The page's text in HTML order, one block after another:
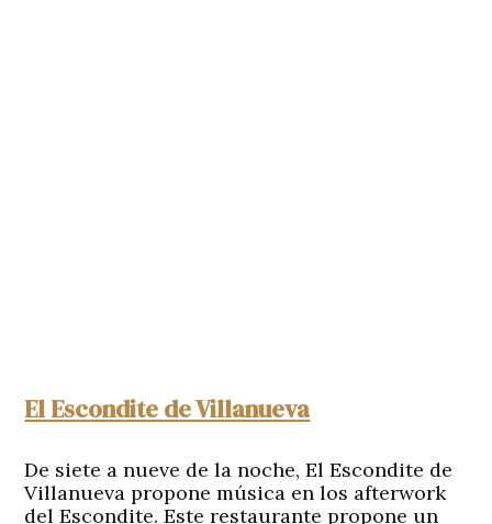
El Escondite de Villanueva
De siete a nueve de la noche, El Escondite de
Villanueva propone música en los afterwork
del Escondite. Este restaurante propone un